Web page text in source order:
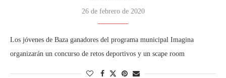
26 de febrero de 2020
Los jóvenes de Baza ganadores del programa municipal Imagina
organizarán un concurso de retos deportivos y un scape room